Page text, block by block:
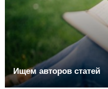
Ищем авторов статей